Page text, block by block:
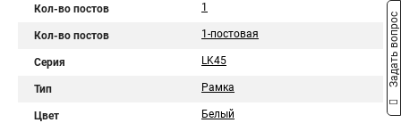
Кол-во постов 1
Кол-во постов 1-постовая
Серия LK45
Тип Рамка
Цвет Белый
Задать вопрос